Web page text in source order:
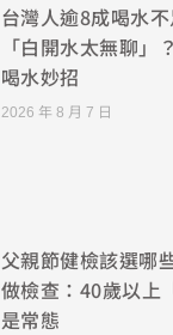
台灣人逾8成喝水
「白開水太無聊」
喝水妙招
2026 年 8 月 7 日
父親節健檢該選哪
做檢查：40歲以上
是常態